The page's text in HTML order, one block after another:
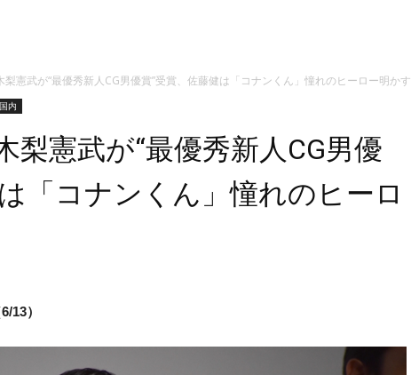
梨憲武が“最優秀新人CG男優賞”受賞、佐藤健は「コナンくん」憧れのヒーロー明かす
国内
梨憲武が“最優秀新人CG男優
「コナンくん」憧れのヒーロ
13）